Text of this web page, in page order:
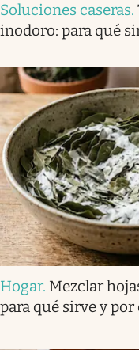
Soluciones caseras.
inodoro: para qué
Hogar. Mezclar
para qué sirve y por